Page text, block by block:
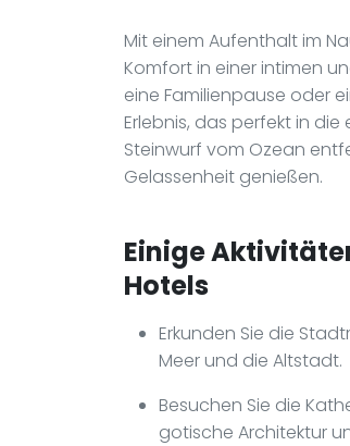
Mit einem Aufenthalt im
Komfort in einer intimen
eine Familienpause oder
Erlebnis, das perfekt in
Steinwurf vom Ozean
Gelassenheit genießen.
Einige
Hotels
Erkunden Sie die
Meer und die Altstadt.
Besuchen Sie die
gotische Architektur